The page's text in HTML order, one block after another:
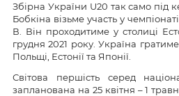
Збірна України U20 так само під
Бобкіна візьме участь у чемпіонаті
В. Він проходитиме у столиці
грудня 2021 року. Україна
Польщі, Естонії та Японії.
Світова першість серед
запланована на 25 квітня – 1